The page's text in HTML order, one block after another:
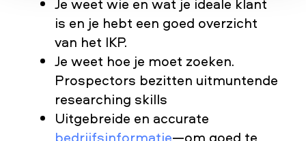
is en je hebt een goed overzicht
van het IKP.
Je weet hoe je moet zoeken.
Prospectors bezitten uitmuntende
researching skills
Uitgebreide en accurate
bedrijfsinformatie—om goed te